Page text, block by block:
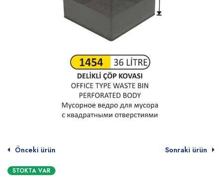
Önceki ürün Sonraki ürün
STOKTA VAR